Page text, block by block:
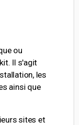
ou
Il s'agit
les
ainsi que
sites et